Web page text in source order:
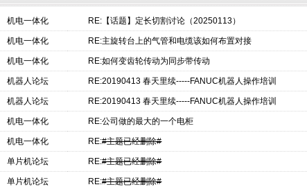
机电一体化 RE:【话题】定长切割讨论（20250113）
机电一体化 RE:主旋转台上的气管和电缆该如何布置对接
机电一体化 RE:如何变齿轮传动为同步带传动
机器人论坛 RE:20190413 春天里续-----FANUC机器人操作培训
机器人论坛 RE:20190413 春天里续-----FANUC机器人操作培训
机电一体化 RE:公司做的最大的一个电柜
机电一体化 RE:#主题已经删除#
单片机论坛 RE:#主题已经删除#
单片机论坛 RE:#主题已经删除#